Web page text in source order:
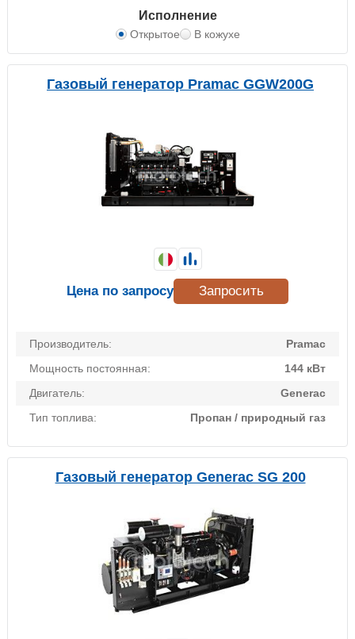
Исполнение
Открытое В кожухе
Газовый генератор Pramac GGW200G
Производитель:
Pramac
Мощность постоянная:
144 кВт
Двигатель:
Generac
Тип топлива:
Пропан / природный газ
Цена по запросу Запросить
Газовый генератор Generac SG 200